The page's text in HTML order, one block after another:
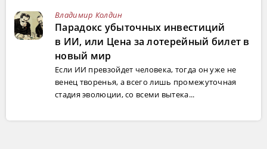
Владимир Колдин
Парадокс убыточных инвестиций
в ИИ, или Цена за лотерейный билет в
новый мир
Если ИИ превзойдет человека, тогда он уже не
венец творенья, а всего лишь промежуточная
стадия эволюции, со всеми вытека...